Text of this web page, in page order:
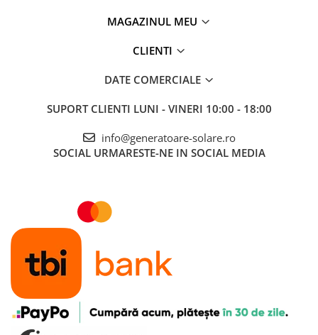
MAGAZINUL MEU
CLIENTI
DATE COMERCIALE
SUPORT CLIENTI LUNI - VINERI 10:00 - 18:00
info@generatoare-solare.ro
SOCIAL URMARESTE-NE IN SOCIAL MEDIA